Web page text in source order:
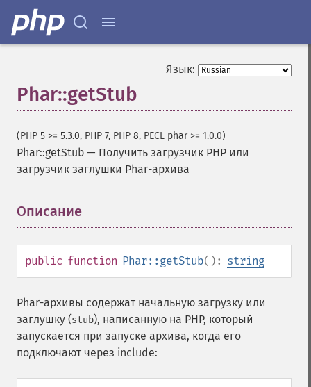
Язык:
Phar::getStub
(PHP 5 >= 5.3.0, PHP 7, PHP 8, PECL phar >= 1.0.0)
Phar::getStub — Получить загрузчик PHP или
загрузчик заглушки Phar-архива
Описание
public function Phar::getStub(): string
Phar-архивы содержат начальную загрузку или
заглушку (stub), написанную на PHP, который
запускается при запуске архива, когда его
подключают через include: